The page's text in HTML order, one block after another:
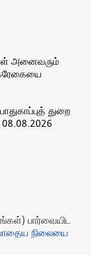
அனைவரும்
துறை
பார்வையிட
நிலையை